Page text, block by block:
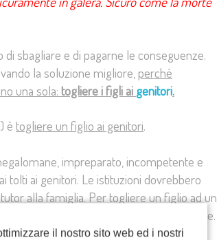
il nostro sito web ed i nostri
di sbagliare e di pagarne le conseguenze.
la soluzione migliore, perché
una sola: togliere i figli ai genitori.
) è togliere un figlio ai genitori.
impreparato, incompetente e
tolti ai genitori. Le istituzioni dovrebbero
alla famiglia. Per togliere un figlio ad un
e che non voglia fare niente per cambiare.